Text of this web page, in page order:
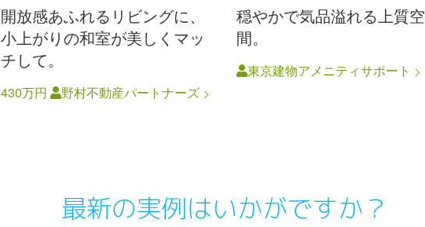
開放感あふれるリビングに、
小上がりの和室が美しくマッ
チして。
430万円 野村不動産パートナーズ
穏やかで気品溢れる上質空
間。
東京建物アメニティサポート
最新の実例はいかがですか？